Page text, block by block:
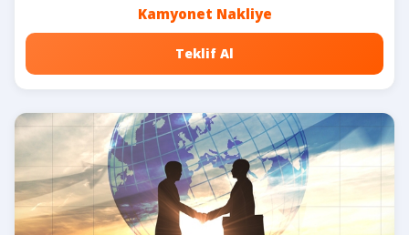
Kamyonet Nakliye
Teklif Al